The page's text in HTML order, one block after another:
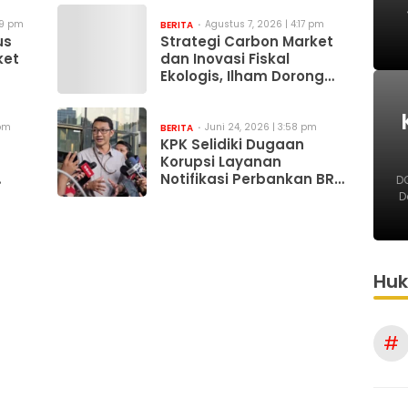
pm BERITA Agustus 7, 2026 | 4:17 pm
Strategi Carbon Market
dan Inovasi Fiskal
Ekologis, Ilham Dorong
BERITA Juni 24, 2026 | 3:58 pm
KPK Selidiki Dugaan
Korupsi Layanan
Notifikasi Perbankan BRI
#